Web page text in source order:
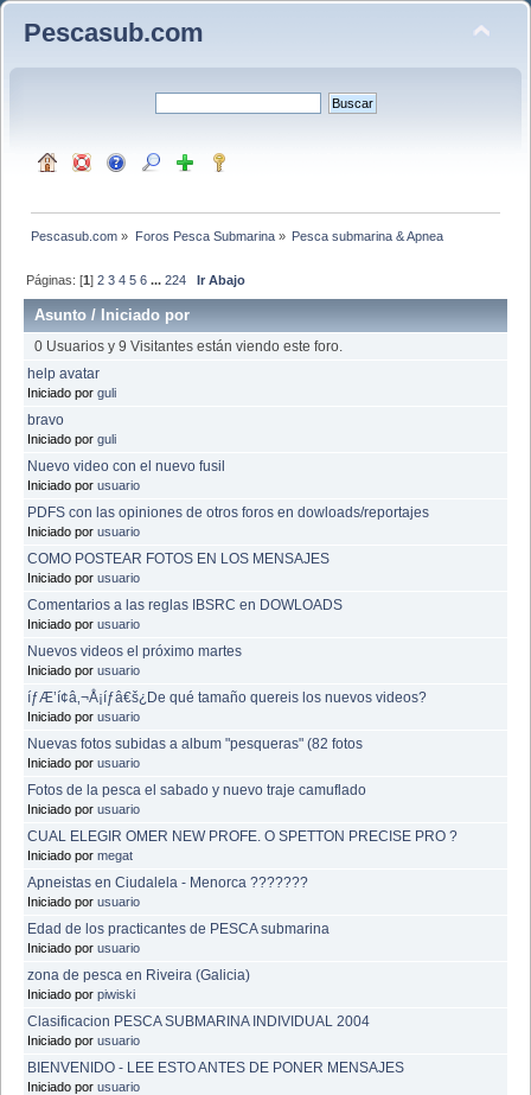
Pescasub.com
Pescasub.com » Foros Pesca Submarina» Pesca submarina & Apnea
Páginas: [1]2 3 4 5 6 ...224 Ir Abajo
Asunto /Iniciado por
0 Usuarios y 9 Visitantes están viendo este foro.
help avatar
Iniciado por guli
bravo
Iniciado por guli
Nuevo video con el nuevo fusil
Iniciado por usuario
PDFS con las opiniones de otros foros en dowloads/reportajes
Iniciado por usuario
COMO POSTEAR FOTOS EN LOS MENSAJES
Iniciado por usuario
Comentarios a las reglas IBSRC en DOWLOADS
Iniciado por usuario
Nuevos videos el próximo martes
Iniciado por usuario
íƒÆ’í¢â‚¬Å¡íƒâ€š¿De qué tamaño quereis los nuevos videos?
Iniciado por usuario
Nuevas fotos subidas a album "pesqueras" (82 fotos
Iniciado por usuario
Fotos de la pesca el sabado y nuevo traje camuflado
Iniciado por usuario
CUAL ELEGIR OMER NEW PROFE. O SPETTON PRECISE PRO ?
Iniciado por megat
Apneistas en Ciudalela - Menorca ???????
Iniciado por usuario
Edad de los practicantes de PESCA submarina
Iniciado por usuario
zona de pesca en Riveira (Galicia)
Iniciado por piwiski
Clasificacion PESCA SUBMARINA INDIVIDUAL 2004
Iniciado por usuario
BIENVENIDO - LEE ESTO ANTES DE PONER MENSAJES
Iniciado por usuario